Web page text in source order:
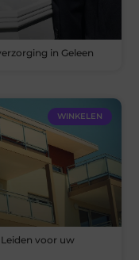
in Geleen
WINKELEN
voor uw